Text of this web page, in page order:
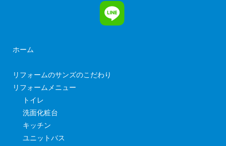
ホーム
リフォームのサンズのこだわり
リフォームメニュー
トイレ
洗面化粧台
キッチン
ユニットバス